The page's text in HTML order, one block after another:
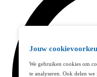
Jouw
We gebruiken cookies om
te analyseren. Ook delen